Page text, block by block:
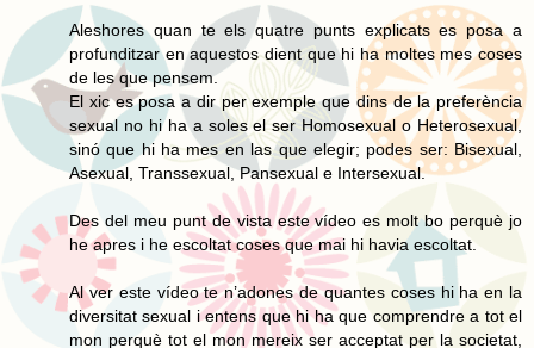
Aleshores quan te els quatre punts explicats es posa a
profunditzar en aquestos dient que hi ha moltes mes coses
de les que pensem.
El xic es posa a dir per exemple que dins de la preferència
sexual no hi ha a soles el ser Homosexual o Heterosexual,
sinó que hi ha mes en las que elegir; podes ser: Bisexual,
Asexual, Transsexual, Pansexual e Intersexual.
Des del meu punt de vista este vídeo es molt bo perquè jo
he apres i he escoltat coses que mai hi havia escoltat.
Al ver este vídeo te n’adones de quantes coses hi ha en la
diversitat sexual i entens que hi ha que comprendre a tot el
mon perquè tot el mon mereix ser acceptat per la societat,